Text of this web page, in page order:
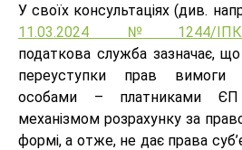
У своїх консультаціях (див.
11.03.2024 №1244/ІПК/
податкова служба зазначає,
переуступки прав вимоги
особами – платниками
механізмом розрахунку за
формі, а отже, не дає права